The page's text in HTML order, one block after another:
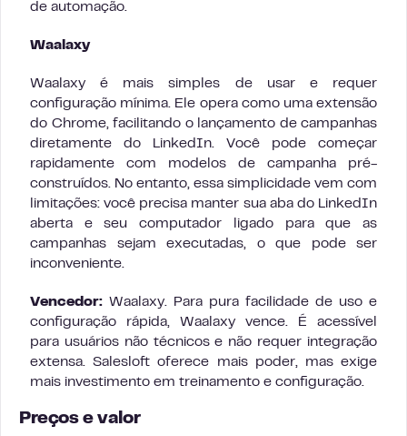
de automação.
Waalaxy
Waalaxy é mais simples de usar e requer
configuração mínima. Ele opera como uma extensão
do Chrome, facilitando o lançamento de campanhas
diretamente do LinkedIn. Você pode começar
rapidamente com modelos de campanha pré-
construídos. No entanto, essa simplicidade vem com
limitações: você precisa manter sua aba do LinkedIn
aberta e seu computador ligado para que as
campanhas sejam executadas, o que pode ser
inconveniente.
Vencedor: Waalaxy. Para pura facilidade de uso e
configuração rápida, Waalaxy vence. É acessível
para usuários não técnicos e não requer integração
extensa. Salesloft oferece mais poder, mas exige
mais investimento em treinamento e configuração.
Preços e valor